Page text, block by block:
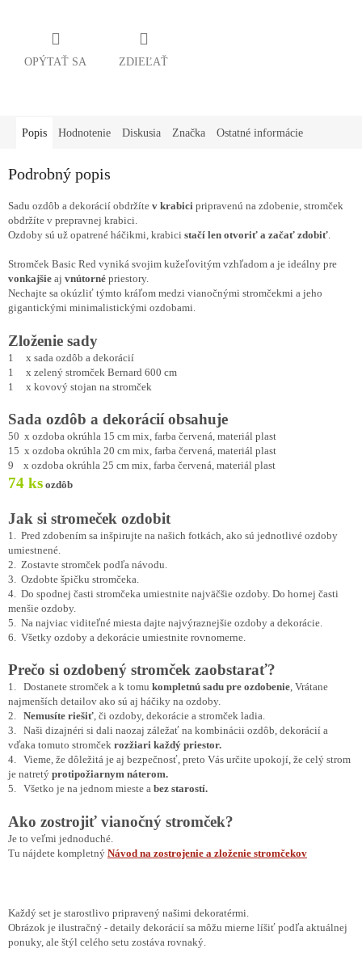
OPÝTAŤ SA ZDIEĽAŤ
Popis Hodnotenie Diskusia Značka Ostatné informácie
Podrobný popis
Sadu ozdôb a dekorácií obdržíte v krabici pripravenú na zdobenie, stromček
obdržíte v prepravnej krabici.
Ozdoby sú už opatrené háčikmi, krabici stačí len otvoriť a začať zdobiť
Stromček Basic Red vyniká svojim kužeľovitým vzhľadom a je ideálny pre
vonkajšie aj vnútorné priestory.
Nechajte sa okúzliť týmto kráľom medzi vianočnými stromčekmi a jeho
gigantickými minimalistickými ozdobami.
Zloženie sady
1 x sada ozdôb a dekorácií
1 x zelený stromček Bernard 600 cm
1 x kovový stojan na stromček
Sada ozdôb a dekorácií obsahuje
50 x ozdoba okrúhla 15 cm mix, farba červená, materiál plast
15 x ozdoba okrúhla 20 cm mix, farba červená, materiál plast
9 x ozdoba okrúhla 25 cm mix, farba červená, materiál plast
74 ks ozdôb
Jak si stromeček ozdobit
1. Pred zdobením sa inšpirujte na našich fotkách, ako sú jednotlivé ozdoby
umiestnené.
2. Zostavte stromček podľa návodu.
3. Ozdobte špičku stromčeka.
4. Do spodnej časti stromčeka umiestnite najväčšie ozdoby. Do hornej časti
menšie ozdoby.
5. Na najviac viditeľné miesta dajte najvýraznejšie ozdoby a dekorácie.
6. Všetky ozdoby a dekorácie umiestnite rovnomerne.
Prečo si ozdobený stromček zaobstarať?
1. Dostanete stromček a k tomu kompletnú sadu pre ozdobenie , Vrátane
najmenších detailov ako sú aj háčiky na ozdoby.
2.
Nemusíte riešiť , či ozdoby, dekorácie a stromček ladia.
3. Naši dizajnéri si dali naozaj záležať na kombinácii ozdôb, dekorácií a
vďaka tomuto stromček rozžiari každý priestor.
4 . Vieme, že dôležitá je aj bezpečnosť, preto Vás určite upokojí, že celý strom
je natretý protipožiarnym náterom.
5. Všetko je na jednom mieste a bez starostí.
Ako zostrojiť vianočný stromček?
Je to veľmi jednoduché.
Tu nájdete kompletný Návod na zostrojenie a zloženie stromčekov
Každý set je starostlivo pripravený našimi dekoratérmi.
Obrázok je ilustračný - detaily dekorácií sa môžu mierne líšiť podľa aktuálnej
ponuky, ale štýl celého setu zostáva rovnaký.